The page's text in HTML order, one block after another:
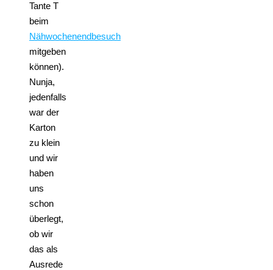
Tante T
beim
Nähwochenendbesuch
mitgeben
können).
Nunja,
jedenfalls
war der
Karton
zu klein
und wir
haben
uns
schon
überlegt,
ob wir
das als
Ausrede